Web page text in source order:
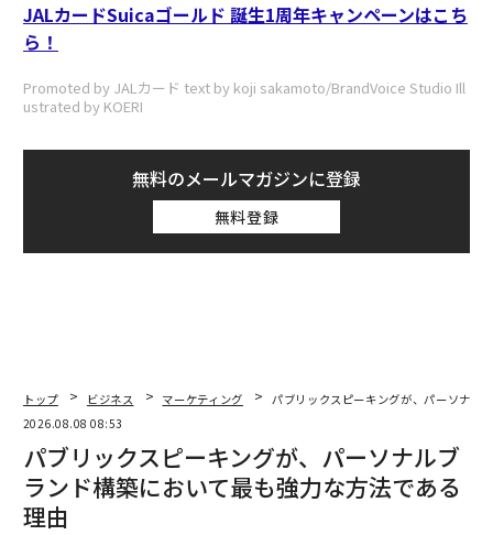
JALカードSuicaゴールド 誕生1周年キャンペーンはこち
ら！
Promoted by JALカード text by koji sakamoto/BrandVoice Studio Ill
ustrated by KOERI
無料のメールマガジンに登録
無料登録
トップ ビジネス マーケティング
パブリックスピーキングが、パーソナル
2026.08.08 08:53
パブリックスピーキングが、パーソナルブ
ランド構築において最も強力な方法である
理由